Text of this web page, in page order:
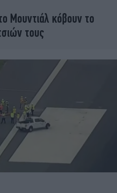
THE OCEAN
ELAMEFORA
Μουντιάλ κόβουν το
τους